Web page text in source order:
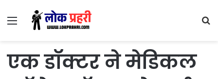
Menu
एक डॉक्टर ने मेडिकल